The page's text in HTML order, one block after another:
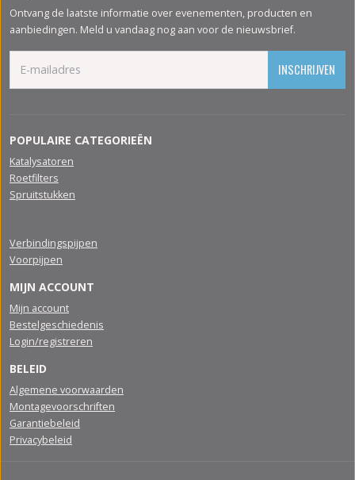
Ontvang de laatste informatie over evenementen, producten en
aanbiedingen. Meld u vandaag nog aan voor de nieuwsbrief.
INSCHRIJVEN
POPULAIRE CATEGORIEËN
Katalysatoren
Roetfilters
Spruitstukken
Verbindingspijpen
Voorpijpen
MIJN ACCOUNT
Mijn account
Bestelgeschiedenis
Login/registreren
BELEID
Algemene voorwaarden
Montagevoorschriften
Garantiebeleid
Privacybeleid